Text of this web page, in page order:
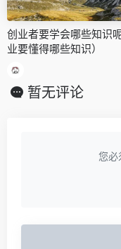
创业者要学会哪些知识
业要懂得哪些知识）
暂无评论
您必